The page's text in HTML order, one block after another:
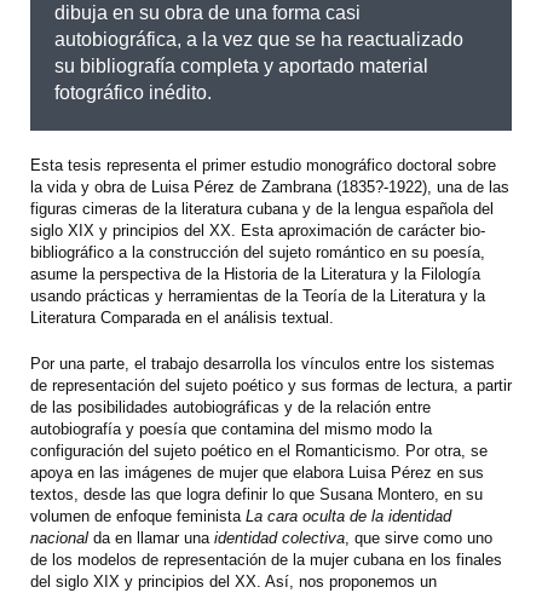
dibuja en su obra de una forma casi
autobiográfica, a la vez que se ha reactualizado
su bibliografía completa y aportado material
fotográfico inédito.
Esta tesis representa el primer estudio monográfico doctoral sobre
la vida y obra de Luisa Pérez de Zambrana (1835?-1922), una de las
figuras cimeras de la literatura cubana y de la lengua española del
siglo XIX y principios del XX. Esta aproximación de carácter bio-
bibliográfico a la construcción del sujeto romántico en su poesía,
asume la perspectiva de la Historia de la Literatura y la Filología
usando prácticas y herramientas de la Teoría de la Literatura y la
Literatura Comparada en el análisis textual.
Por una parte, el trabajo desarrolla los vínculos entre los sistemas
de representación del sujeto poético y sus formas de lectura, a partir
de las posibilidades autobiográficas y de la relación entre
autobiografía y poesía que contamina del mismo modo la
configuración del sujeto poético en el Romanticismo. Por otra, se
apoya en las imágenes de mujer que elabora Luisa Pérez en sus
textos, desde las que logra definir lo que Susana Montero, en su
volumen de enfoque feminista La cara oculta de la identidad
nacional da en llamar una identidad colectiva, que sirve como uno
de los modelos de representación de la mujer cubana en los finales
del siglo XIX y principios del XX. Así, nos proponemos un